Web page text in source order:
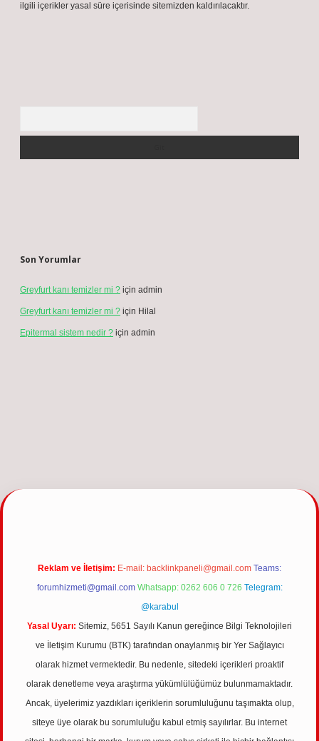
ilgili içerikler yasal süre içerisinde sitemizden kaldırılacaktır.
Son Yorumlar
Greyfurt kanı temizler mi ? için admin
Greyfurt kanı temizler mi ? için Hilal
Epitermal sistem nedir ? için admin
giriş
Reklam ve İletişim: E-mail: backlinkpaneli@gmail.com Teams:
forumhizmeti@gmail.com Whatsapp: 0262 606 0 726 Telegram:
@karabul
Yasal Uyarı: Sitemiz, 5651 Sayılı Kanun gereğince Bilgi Teknolojileri
ve İletişim Kurumu (BTK) tarafından onaylanmış bir Yer Sağlayıcı
olarak hizmet vermektedir. Bu nedenle, sitedeki içerikleri proaktif
olarak denetleme veya araştırma yükümlülüğümüz bulunmamaktadır.
Ancak, üyelerimiz yazdıkları içeriklerin sorumluluğunu taşımakta olup,
siteye üye olarak bu sorumluluğu kabul etmiş sayılırlar. Bu internet